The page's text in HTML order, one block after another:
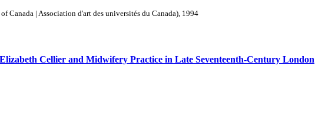
| Association d'art des universités du Canada), 1994
Cellier and Midwifery Practice in Late Seventeenth-Century London